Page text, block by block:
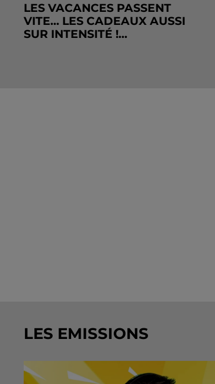
LES VACANCES PASSENT
VITE... LES CADEAUX AUSSI
SUR INTENSITÉ !...
LES EMISSIONS